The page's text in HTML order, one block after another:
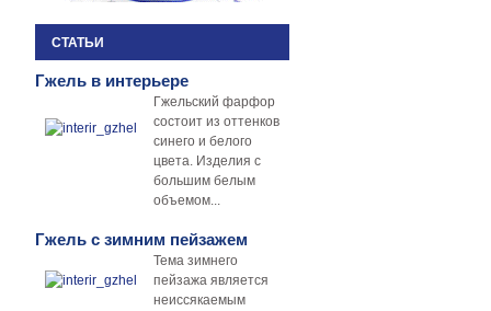
СТАТЬИ
Гжель в интерьере
Гжельский фарфор
состоит из оттенков
синего и белого
цвета. Изделия с
большим белым
объемом...
Гжель с зимним пейзажем
Тема зимнего
пейзажа является
неиссякаемым